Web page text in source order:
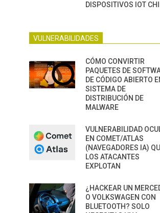
DISPOSITIVOS IOT
VULNERABILIDADES
CÓMO CONVIRTIR
PAQUETES DE
DE CÓDIGO ABIERTO
SISTEMA DE
DISTRIBUCIÓN DE
MALWARE
VULNERABILIDAD
EN COMET/ATLAS
(NAVEGADORES IA)
LOS ATACANTES
EXPLOTAN
¿HACKEAR UN
O VOLKSWAGEN CON
BLUETOOTH? SOLO